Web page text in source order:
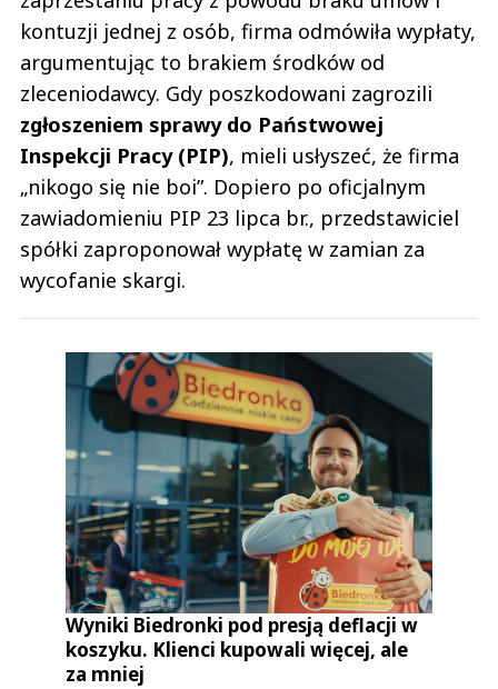
kontuzji jednej z osób, firma odmówiła wypłaty,
argumentując to brakiem środków od
zleceniodawcy. Gdy poszkodowani zagrozili
zgłoszeniem sprawy do Państwowej
Inspekcji Pracy (PIP), mieli usłyszeć, że firma
„nikogo się nie boi”. Dopiero po oficjalnym
zawiadomieniu PIP 23 lipca br., przedstawiciel
spółki zaproponował wypłatę w zamian za
wycofanie skargi.
Wyniki Biedronki pod presją deflacji w
koszyku. Klienci kupowali więcej, ale
za mniej